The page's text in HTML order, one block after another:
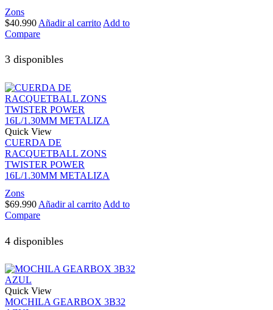
Zons
$40.990 Añadir al carrito Add to
Compare
3 disponibles
Quick View
CUERDA DE
RACQUETBALL ZONS
TWISTER POWER
16L/1.30MM METALIZA
Zons
$69.990 Añadir al carrito Add to
Compare
4 disponibles
Quick View
MOCHILA GEARBOX 3B32